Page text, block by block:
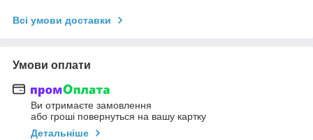
Всі умови доставки
Умови оплати
Ви отримаєте замовлення
або гроші повернуться на вашу картку
Детальніше